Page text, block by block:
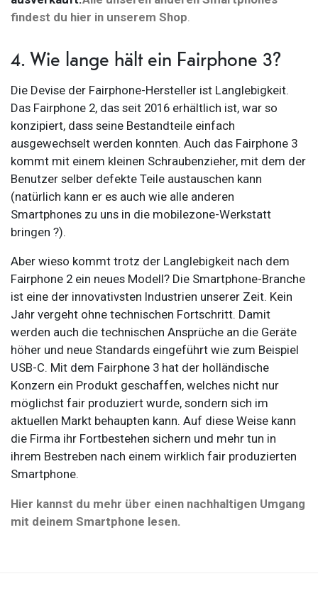
findest du hier in unserem Shop
4. Wie lange hält ein Fairphone 3?
Die Devise der Fairphone-Hersteller ist Langlebigkeit.
Das Fairphone 2, das seit 2016 erhältlich ist, war so
konzipiert, dass seine Bestandteile einfach
ausgewechselt werden konnten. Auch das Fairphone 3
kommt mit einem kleinen Schraubenzieher, mit dem der
Benutzer selber defekte Teile austauschen kann
(natürlich kann er es auch wie alle anderen
Smartphones zu uns in die mobilezone-Werkstatt
bringen ?).
Aber wieso kommt trotz der Langlebigkeit nach dem
Fairphone 2 ein neues Modell? Die Smartphone-Branche
ist eine der innovativsten Industrien unserer Zeit. Kein
Jahr vergeht ohne technischen Fortschritt. Damit
werden auch die technischen Ansprüche an die Geräte
höher und neue Standards eingeführt wie zum Beispiel
USB-C. Mit dem Fairphone 3 hat der holländische
Konzern ein Produkt geschaffen, welches nicht nur
möglichst fair produziert wurde, sondern sich im
aktuellen Markt behaupten kann. Auf diese Weise kann
die Firma ihr Fortbestehen sichern und mehr tun in
ihrem Bestreben nach einem wirklich fair produzierten
Smartphone.
Hier kannst du mehr über einen nachhaltigen Umgang
mit deinem Smartphone lesen.